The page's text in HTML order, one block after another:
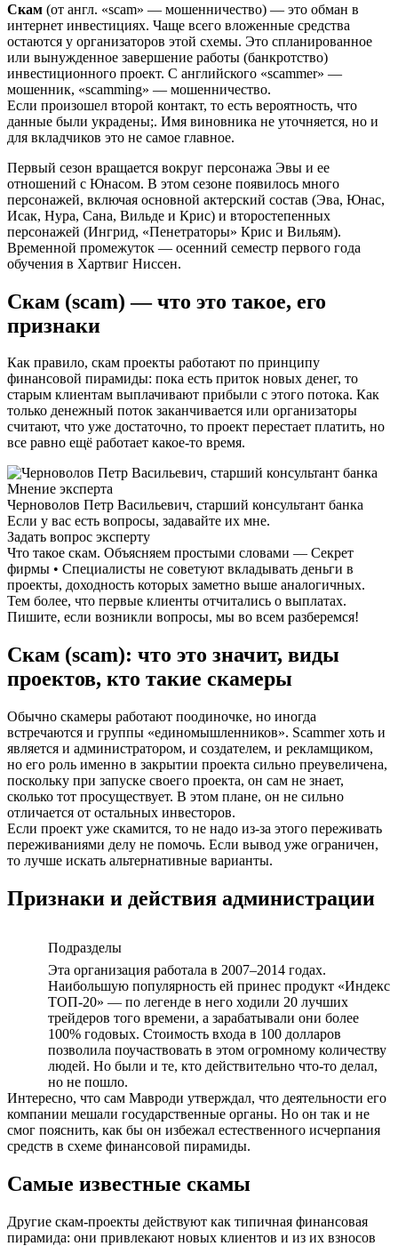
Скам (от англ. «scam» — мошенничество) — это обман в
интернет инвестициях. Чаще всего вложенные средства
остаются у организаторов этой схемы. Это спланированное
или вынужденное завершение работы (банкротство)
инвестиционного проект. С английского «scammer» —
мошенник, «scamming» — мошенничество.
Если произошел второй контакт, то есть вероятность, что
данные были украдены;. Имя виновника не уточняется, но и
для вкладчиков это не самое главное.
Первый сезон вращается вокруг персонажа Эвы и ее
отношений с Юнасом. В этом сезоне появилось много
персонажей, включая основной актерский состав (Эва, Юнас,
Исак, Нура, Сана, Вильде и Крис) и второстепенных
персонажей (Ингрид, «Пенетраторы» Крис и Вильям).
Временной промежуток — осенний семестр первого года
обучения в Хартвиг Ниссен.
Скам (scam) — что это такое, его
признаки
Как правило, скам проекты работают по принципу
финансовой пирамиды: пока есть приток новых денег, то
старым клиентам выплачивают прибыли с этого потока. Как
только денежный поток заканчивается или организаторы
считают, что уже достаточно, то проект перестает платить, но
все равно ещё работает какое-то время.
Мнение эксперта
Черноволов Петр Васильевич, старший консультант банка
Если у вас есть вопросы, задавайте их мне.
Задать вопрос эксперту
Что такое скам. Объясняем простыми словами — Секрет
фирмы • Специалисты не советуют вкладывать деньги в
проекты, доходность которых заметно выше аналогичных.
Тем более, что первые клиенты отчитались о выплатах.
Пишите, если возникли вопросы, мы во всем разберемся!
Скам (scam): что это значит, виды
проектов, кто такие скамеры
Обычно скамеры работают поодиночке, но иногда
встречаются и группы «единомышленников». Scammer хоть и
является и администратором, и создателем, и рекламщиком,
но его роль именно в закрытии проекта сильно преувеличена,
поскольку при запуске своего проекта, он сам не знает,
сколько тот просуществует. В этом плане, он не сильно
отличается от остальных инвесторов.
Если проект уже скамится, то не надо из-за этого переживать
переживаниями делу не помочь. Если вывод уже ограничен,
то лучше искать альтернативные варианты.
Признаки и действия администрации
Подразделы
Эта организация работала в 2007–2014 годах.
Наибольшую популярность ей принес продукт «Индекс
ТОП-20» — по легенде в него ходили 20 лучших
трейдеров того времени, а зарабатывали они более
100% годовых. Стоимость входа в 100 долларов
позволила поучаствовать в этом огромному количеству
людей. Но были и те, кто действительно что-то делал,
но не пошло.
Интересно, что сам Мавроди утверждал, что деятельности его
компании мешали государственные органы. Но он так и не
смог пояснить, как бы он избежал естественного исчерпания
средств в схеме финансовой пирамиды.
Самые известные скамы
Другие скам-проекты действуют как типичная финансовая
пирамида: они привлекают новых клиентов и из их взносов